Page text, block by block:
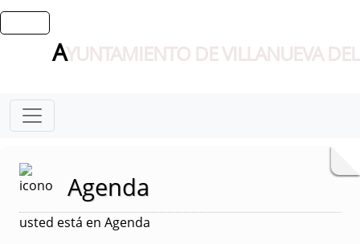
AYUNTAMIENTO DE VILLANUEVA
Agenda
usted está en Agenda